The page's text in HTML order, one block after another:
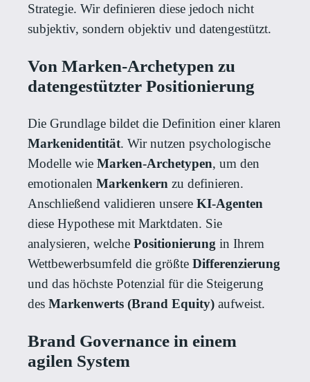
Strategie. Wir definieren diese jedoch nicht
subjektiv, sondern objektiv und datengestützt.
Von Marken-Archetypen zu
datengestützter Positionierung
Die Grundlage bildet die Definition einer klaren
Markenidentität. Wir nutzen psychologische
Modelle wie Marken-Archetypen, um den
emotionalen Markenkern zu definieren.
Anschließend validieren unsere KI-Agenten
diese Hypothese mit Marktdaten. Sie
analysieren, welche Positionierung in Ihrem
Wettbewerbsumfeld die größte Differenzierung
und das höchste Potenzial für die Steigerung
des Markenwerts (Brand Equity) aufweist.
Brand Governance in einem
agilen System